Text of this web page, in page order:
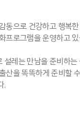
동으로 건강하고 행복한
프로그램을 운영하고
설레는 만남을 준비하는
산을 똑똑하게 준비할 수
.